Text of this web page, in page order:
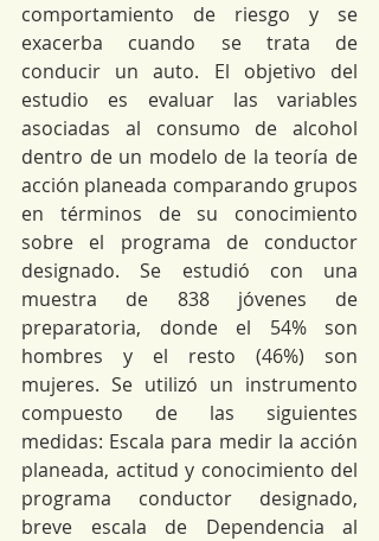
comportamiento de riesgo y se
exacerba cuando se trata de
conducir un auto. El objetivo del
estudio es evaluar las variables
asociadas al consumo de alcohol
dentro de un modelo de la teoría de
acción planeada comparando grupos
en términos de su conocimiento
sobre el programa de conductor
designado. Se estudió con una
muestra de 838 jóvenes de
preparatoria, donde el 54% son
hombres y el resto (46%) son
mujeres. Se utilizó un instrumento
compuesto de las siguientes
medidas: Escala para medir la acción
planeada, actitud y conocimiento del
programa conductor designado,
breve escala de Dependencia al